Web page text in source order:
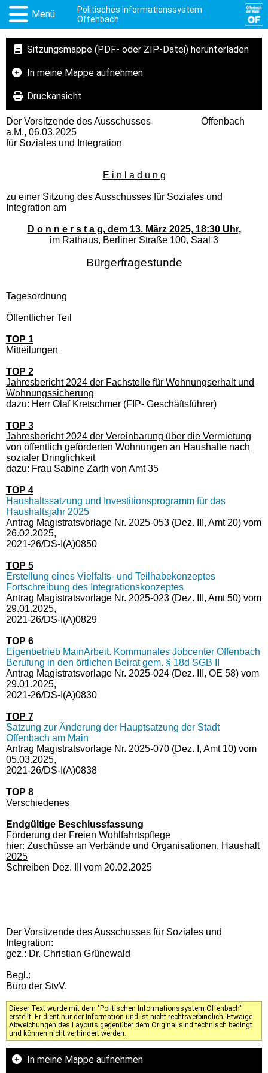
Menü
Politisches Informationssystem
Offenbach
Sitzungsmappe (PDF- oder ZIP-Datei) herunterladen
In meine Mappe aufnehmen
Druckansicht
Der Vorsitzende des Ausschusses Offenbach
a.M., 06.03.2025
für Soziales und Integration
E i n l a d u n g
zu einer Sitzung des Ausschusses für Soziales und
Integration am
D o n n e r s t a g, dem 13. März 2025, 18:30 Uhr,
im Rathaus, Berliner Straße 100, Saal 3
Bürgerfragestunde
Tagesordnung
Öffentlicher Teil
TOP 1
Mitteilungen
TOP 2
Jahresbericht 2024 der Fachstelle für Wohnungserhalt und
Wohnungssicherung
dazu: Herr Olaf Kretschmer (FIP- Geschäftsführer)
TOP 3
Jahresbericht 2024 der Vereinbarung über die Vermietung
von öffentlich geförderten Wohnungen an Haushalte nach
sozialer Dringlichkeit
dazu: Frau Sabine Zarth von Amt 35
TOP 4
Haushaltssatzung und Investitionsprogramm für das
Haushaltsjahr 2025
Antrag Magistratsvorlage Nr. 2025-053 (Dez. III, Amt 20) vom
26.02.2025,
2021-26/DS-I(A)0850
TOP 5
Erstellung eines Vielfalts- und Teilhabekonzeptes
Fortschreibung des Integrationskonzeptes
Antrag Magistratsvorlage Nr. 2025-023 (Dez. III, Amt 50) vom
29.01.2025,
2021-26/DS-I(A)0829
TOP 6
Eigenbetrieb MainArbeit. Kommunales Jobcenter Offenbach
Berufung in den örtlichen Beirat gem. § 18d SGB II
Antrag Magistratsvorlage Nr. 2025-024 (Dez. III, OE 58) vom
29.01.2025,
2021-26/DS-I(A)0830
TOP 7
Satzung zur Änderung der Hauptsatzung der Stadt
Offenbach am Main
Antrag Magistratsvorlage Nr. 2025-070 (Dez. I, Amt 10) vom
05.03.2025,
2021-26/DS-I(A)0838
TOP 8
Verschiedenes
Endgültige Beschlussfassung
Förderung der Freien Wohlfahrtspflege
hier: Zuschüsse an Verbände und Organisationen, Haushalt
2025
Schreiben Dez. III vom 20.02.2025
Der Vorsitzende des Ausschusses für Soziales und
Integration:
gez.: Dr. Christian Grünewald
Begl.:
Büro der StvV.
Dieser Text wurde mit dem "Politischen Informationssystem Offenbach"
erstellt. Er dient nur der Information und ist nicht rechtsverbindlich. Etwaige
Abweichungen des Layouts gegenüber dem Original sind technisch bedingt
und können nicht verhindert werden.
In meine Mappe aufnehmen